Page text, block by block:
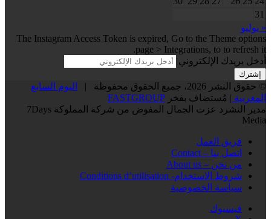
31
« يوليو
The Instagram Access Token is expired, Go to the Theme options
page > Integrations, to to refresh it.
أدخل بريدك الإلكتروني
© حقوق النشر 2026، جميع الحقوق محفوظة |
اليوم السابع
المغربية | مُستضاف بفخر FASTGROUP
مدير النشرد عزت الجمال المفوض من شركة المملوكة 7Days
Media
فريق العمل
اتصل بنا – Contact
من نحن – About us
شروط الاستخدام- Conditions d’utilisation
سياسة الخصوصية
فيسبوك